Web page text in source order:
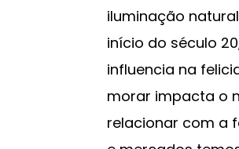
iluminação
início do século
influencia na
morar impacta o
relacionar com a